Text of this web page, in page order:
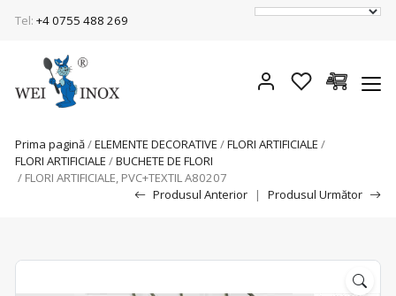
Tel: +4 0755 488 269
Prima pagină/ELEMENTE DECORATIVE /FLORI ARTIFICIALE /
FLORI ARTIFICIALE /BUCHETE DE FLORI
/ FLORI ARTIFICIALE, PVC+TEXTIL A80207
Produsul Anterior
| Produsul Următor